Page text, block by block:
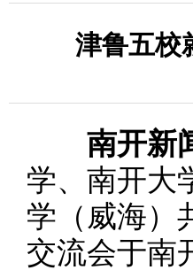
津鲁五校
南开新
学、南开大
学（威海）
交流会于南